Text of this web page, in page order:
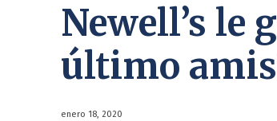
Newell’s le
último
enero 18, 2020